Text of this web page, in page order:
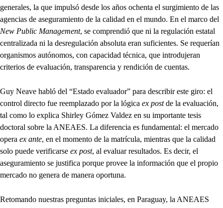
generales, la que impulsó desde los años ochenta el surgimiento de las
agencias de aseguramiento de la calidad en el mundo. En el marco del
New Public Management, se comprendió que ni la regulación estatal
centralizada ni la desregulación absoluta eran suficientes. Se requerían
organismos autónomos, con capacidad técnica, que introdujeran
criterios de evaluación, transparencia y rendición de cuentas.
Guy Neave habló del “Estado evaluador” para describir este giro: el
control directo fue reemplazado por la lógica ex postde la evaluación,
tal como lo explica Shirley Gómez Valdez en su importante tesis
doctoral sobre la ANEAES. La diferencia es fundamental: el mercado
opera ex ante, en el momento de la matrícula, mientras que la calidad
solo puede verificarse ex post, al evaluar resultados. Es decir, el
aseguramiento se justifica porque provee la información que el propio
mercado no genera de manera oportuna.
Retomando nuestras preguntas iniciales, en Paraguay, la ANEAES